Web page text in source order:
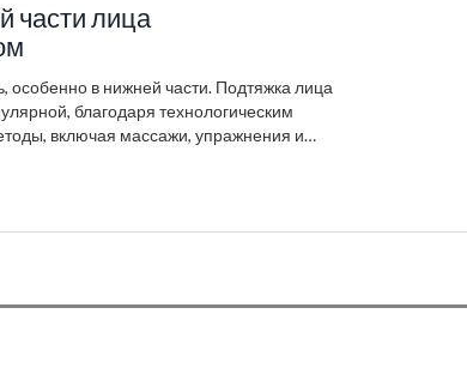
части лица
особенно в нижней части. Подтяжка лица
благодаря технологическим
включая массажи, упражнения и